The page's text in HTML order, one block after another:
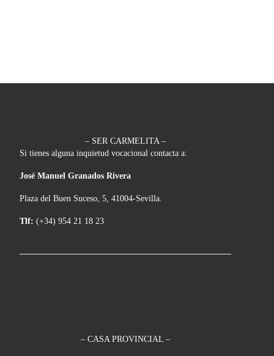
– SER CARMELITA –
Si tienes alguna inquietud vocacional contacta a:
José Manuel Granados Rivera
Plaza del Buen Suceso, 5, 41004-Sevilla.
Tlf: (+34) 954 21 18 23
– CASA PROVINCIAL –